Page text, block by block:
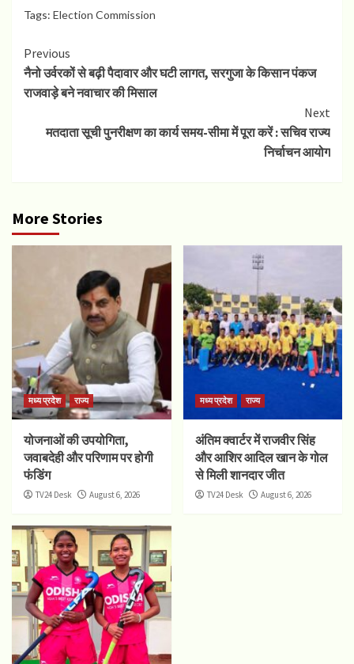
Tags: Election Commission
Continue
Reading
Previous
नैनो उर्वरकों से बढ़ी पैदावार और घटी लागत, सरगुजा के किसान पंकज
राजवाड़े बने नवाचार की मिसाल
Next
मतदाता सूची पुनरीक्षण का कार्य समय-सीमा में पूरा करें : सचिव राज्य
निर्चाचन आयोग
More Stories
मध्य प्रदेश राज्य
योजनाओं की उपयोगिता,
जवाबदेही और परिणाम पर होगी
फंडिंग
TV24 Desk August 6, 2026
मध्य प्रदेश राज्य
अंतिम क्वार्टर में राजवीर सिंह
और आशिर आदिल खान के गोल
से मिली शानदार जीत
TV24 Desk August 6, 2026